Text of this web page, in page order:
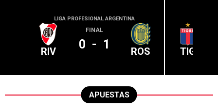
LIGA PROFESIONAL ARGENTINA
RIV
FINAL
0 - 1 ROS TIG
APUESTAS